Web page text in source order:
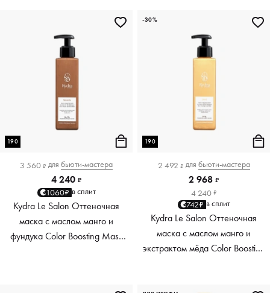
190
3 560 ₽ для бьюти-мастера
4 240 ₽
1060₽ в сплит
Kydra Le Salon Оттеночная
маска с маслом манго и
фундука Color Boosting Mask
190
2 492 ₽ для бьюти-мастера
2 968 ₽
4 240 ₽
742₽ в сплит
Kydra Le Salon Оттеночная
маска с маслом манго и
экстрактом мёда Color Boosting
-30%